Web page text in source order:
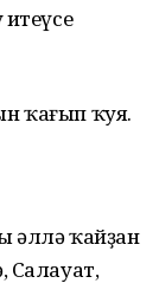
ҡағып ҡуя.
әллә ҡайҙан
Салауат,